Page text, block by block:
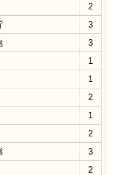
2
3
3
1
1
2
1
2
3
2